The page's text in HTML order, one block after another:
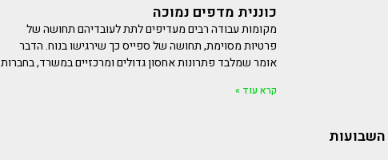
השבועות
כוננית מדפים נמוכה
מקומות עבודה רבים מעדיפים לתת לעובדיהם תחושה של
פרטיות מסוימת, תחושה של ספייס כך שירגישו בנוח. הדבר
אומר שמלבד פתרונות אחסון גדולים ומרכזיים במשרד, בחברות
קרא עוד »